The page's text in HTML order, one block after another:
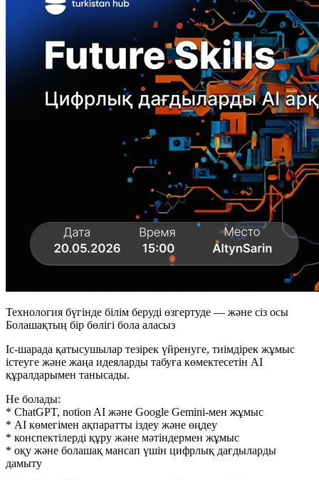
Технология бүгінде білім беруді өзгертуде — және сіз осы
Болашақтың бір бөлігі бола аласыз
Іс-шарада қатысушылар тезірек үйренуге, тиімдірек жұмыс
істеуге және жаңа идеяларды табуға көмектесетін AI
құралдарымен танысады.
Не болады:
* ChatGPT, notion AI және Google Gemini-мен жұмыс
* AI көмегімен ақпаратты іздеу және өңдеу
* конспектілерді құру және мәтіндермен жұмыс
* оқу және болашақ мансап үшін цифрлық дағдыларды
дамыту